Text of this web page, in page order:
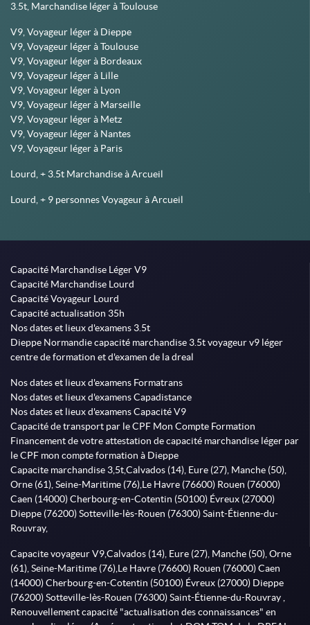
3.5t, Marchandise léger à Toulouse
V9, Voyageur léger à Dieppe
V9, Voyageur léger à Toulouse
V9, Voyageur léger à Bordeaux
V9, Voyageur léger à Lille
V9, Voyageur léger à Lyon
V9, Voyageur léger à Marseille
V9, Voyageur léger à Metz
V9, Voyageur léger à Nantes
V9, Voyageur léger à Paris
Lourd, + 3.5t Marchandise à Arcueil
Lourd, + 9 personnes Voyageur à Arcueil
Capacité Marchandise Léger V9
Capacité Marchandise Lourd
Capacité Voyageur Lourd
Capacité actualisation 35h
Nos dates et lieux d'examens 3.5t
Dieppe Normandie capacité marchandise 3.5t voyageur v9 léger
centre de formation et d'examen de la dreal
Nos dates et lieux d'examens Formatrans
Nos dates et lieux d'examens Capadistance
Nos dates et lieux d'examens Capacité V9
Capacité de transport par le CPF Mon Compte Formation
Financement de votre attestation de capacité marchandise léger par
le CPF mon compte formation à Dieppe
Capacite marchandise 3,5t,Calvados (14), Eure (27), Manche (50),
Orne (61), Seine-Maritime (76),Le Havre (76600) Rouen (76000)
Caen (14000) Cherbourg-en-Cotentin (50100) Évreux (27000)
Dieppe (76200) Sotteville-lès-Rouen (76300) Saint-Étienne-du-
Rouvray,
Capacite voyageur V9,Calvados (14), Eure (27), Manche (50), Orne
(61), Seine-Maritime (76),Le Havre (76600) Rouen (76000) Caen
(14000) Cherbourg-en-Cotentin (50100) Évreux (27000) Dieppe
(76200) Sotteville-lès-Rouen (76300) Saint-Étienne-du-Rouvray ,
Renouvellement capacité "actualisation des connaissances" en